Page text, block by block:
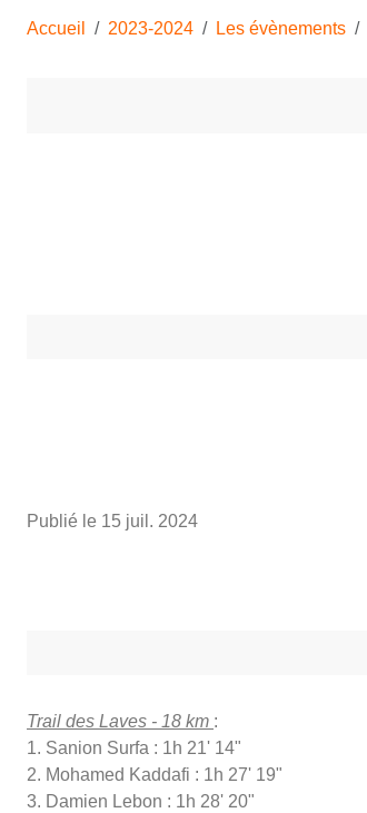
Accueil 2023-2024 Les évènements
Publié le 15 juil. 2024
Trail des Laves - 18 km :
1. Sanion Surfa : 1h 21' 14"
2. Mohamed Kaddafi : 1h 27' 19"
3. Damien Lebon : 1h 28' 20"